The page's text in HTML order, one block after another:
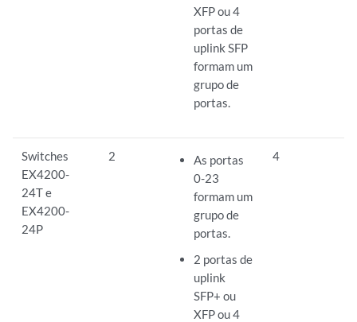
XFP ou 4
portas de
uplink SFP
formam um
grupo de
portas.
Switches
EX4200-
24T e
EX4200-
24P
2
As portas
0-23
formam um
grupo de
portas.
2 portas de
uplink
SFP+ ou
XFP ou 4
4